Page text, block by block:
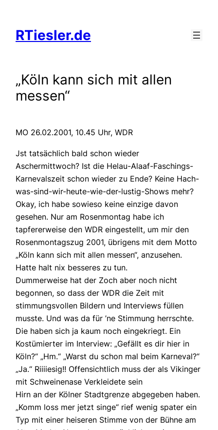
springen
RTiesler.de
„Köln kann sich mit allen
messen“
MO 26.02.2001, 10.45 Uhr, WDR
Jst tatsächlich bald schon wieder
Aschermittwoch? Ist die Helau-Alaaf-Faschings-
Karnevalszeit schon wieder zu Ende? Keine Hach-
was-sind-wir-heute-wie-der-lustig-Shows mehr?
Okay, ich habe sowieso keine einzige davon
gesehen. Nur am Rosenmontag habe ich
tapfererweise den WDR eingestellt, um mir den
Rosenmontagszug 2001, übrigens mit dem Motto
„Köln kann sich mit allen messen“, anzusehen.
Hatte halt nix besseres zu tun.
Dummerweise hat der Zoch aber noch nicht
begonnen, so dass der WDR die Zeit mit
stimmungsvollen Bildern und Interviews füllen
musste. Und was da für ’ne Stimmung herrschte.
Die haben sich ja kaum noch eingekriegt. Ein
Kostümierter im Interview: „Gefällt es dir hier in
Köln?“ „Hm.“ „Warst du schon mal beim Karneval?“
„Ja.“ Riiiiesig!! Offensichtlich muss der als Vikinger
mit Schweinenase Verkleidete sein
Hirn an der Kölner Stadtgrenze abgegeben haben.
„Komm loss mer jetzt singe“ rief wenig spater ein
Typ mit einer heiseren Stimme von der Bühne am